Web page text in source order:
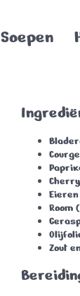
Soepen
Eieren
Room
Zout